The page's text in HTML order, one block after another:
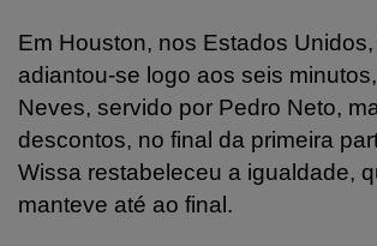
Em Houston, nos Estados Unidos,
adiantou-se logo aos seis
Neves, servido por Pedro Neto,
descontos, no final da primeira
Wissa restabeleceu a igualdade,
manteve até ao final.